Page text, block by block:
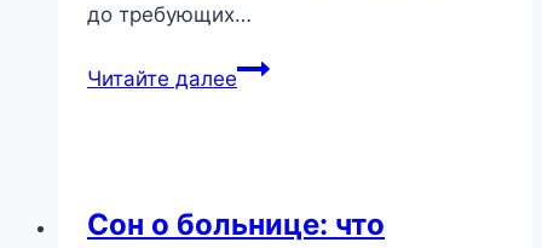
до требующих…
Читайте далееСнится
Себе
Сон о больнице: что